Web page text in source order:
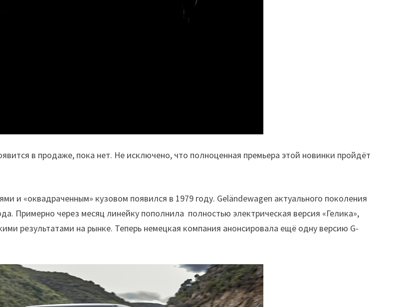
в продаже, пока нет. Не исключено, что полноценная премьера этой новинки пройдёт
и «оквадраченным» кузовом появился в 1979 году. Geländewagen актуального поколения
Примерно через месяц линейку пополнила полностью электрическая версия «Гелика»,
результатами на рынке. Теперь немецкая компания анонсировала ещё одну версию G-